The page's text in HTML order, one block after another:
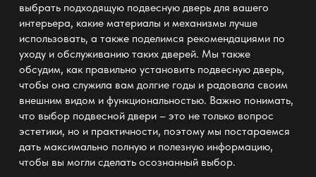
выбрать подходящую подвесную дверь для вашего
интерьера, какие материалы и механизмы лучше
использовать, а также поделимся рекомендациями по
уходу и обслуживанию таких дверей. Мы также
обсудим, как правильно установить подвесную дверь,
чтобы она служила вам долгие годы и радовала своим
внешним видом и функциональностью. Важно понимать,
что выбор подвесной двери – это не только вопрос
эстетики, но и практичности, поэтому мы постараемся
дать максимально полную и полезную информацию,
чтобы вы могли сделать осознанный выбор.